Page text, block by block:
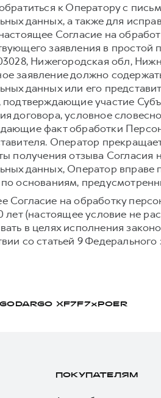
к Оператору с
данных, а также для
Согласие на
заявления в
Нижегородская обл,
заявление должно
данных или его
подтверждающие участие
договора, условное
факт обработки
Оператор
получения отзыва Согласия
данных, Оператор вправе
основаниям,
Согласие на обработку
лет (настоящее условие не
в целях исполнения
со статьей 9
DARGO Х F7 F7x POER
ПОКУПАТЕЛЯМ